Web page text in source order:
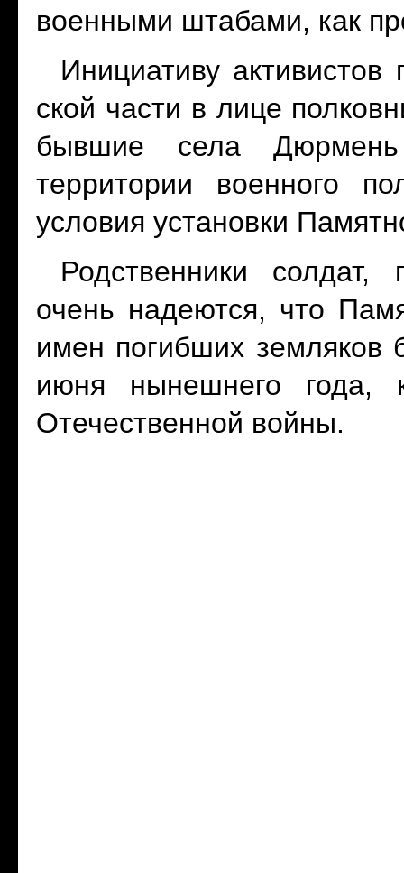
военными штабами, как
Инициативу
ской части в лице
бывшие села
территории военного
условия установки
Родственники
очень надеются, что
имен погибших земляков
июня нынешнего года,
Отечественной войны.